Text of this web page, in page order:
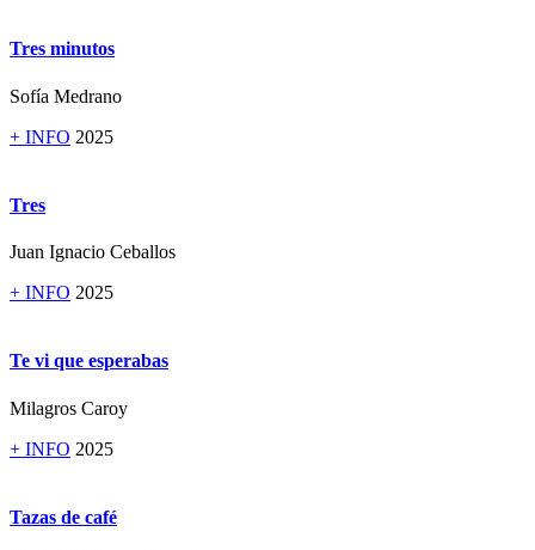
Tres minutos
Sofía Medrano
+ INFO 2025
Tres
Juan Ignacio Ceballos
+ INFO 2025
Te vi que esperabas
Milagros Caroy
+ INFO 2025
Tazas de café